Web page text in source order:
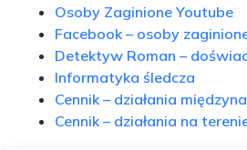
Osoby Zaginione Youtube
Facebook – osoby
Detektyw Roman –
Informatyka śledcza
Cennik – działania
Cennik – działania na